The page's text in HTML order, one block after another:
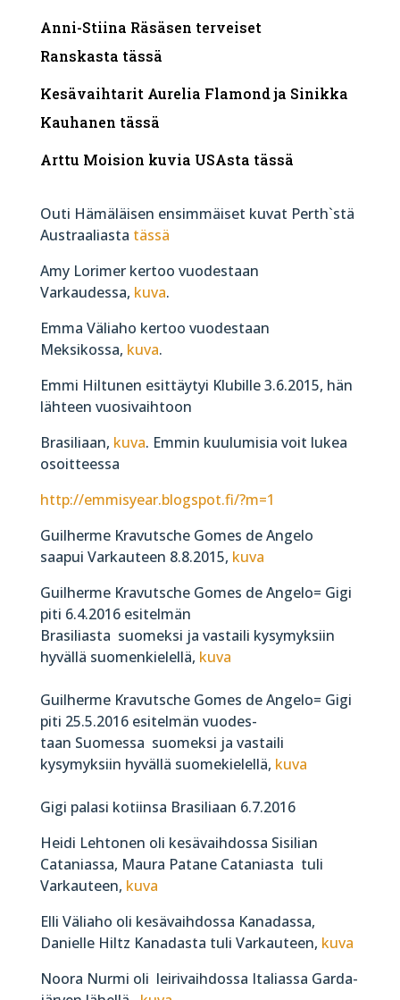
Anni-Stiina Räsäsen terveiset
Ranskasta tässä
Kesävaihtarit Aurelia Flamond ja Sinikka
Kauhanen tässä
Arttu Moision kuvia USAsta tässä
Outi Hämäläisen ensimmäiset kuvat Perth`stä
Austraaliasta tässä
Amy Lorimer kertoo vuodestaan
Varkaudessa, kuva.
Emma Väliaho kertoo vuodestaan
Meksikossa, kuva.
Emmi Hiltunen esittäytyi Klubille 3.6.2015, hän
lähteen vuosivaihtoon
Brasiliaan, kuva. Emmin kuulumisia voit lukea
osoitteessa
http://emmisyear.blogspot.fi/?m=1
Guilherme Kravutsche Gomes de Angelo
saapui Varkauteen 8.8.2015, kuva
Guilherme Kravutsche Gomes de Angelo= Gigi
piti 6.4.2016 esitelmän
Brasiliasta suomeksi ja vastaili kysymyksiin
hyvällä suomenkielellä, kuva
Guilherme Kravutsche Gomes de Angelo= Gigi
piti 25.5.2016 esitelmän vuodes-
taan Suomessa suomeksi ja vastaili
kysymyksiin hyvällä suomekielellä, kuva
Gigi palasi kotiinsa Brasiliaan 6.7.2016
Heidi Lehtonen oli kesävaihdossa Sisilian
Cataniassa, Maura Patane Cataniasta tuli
Varkauteen, kuva
Elli Väliaho oli kesävaihdossa Kanadassa,
Danielle Hiltz Kanadasta tuli Varkauteen, kuva
Noora Nurmi oli leirivaihdossa Italiassa Garda-